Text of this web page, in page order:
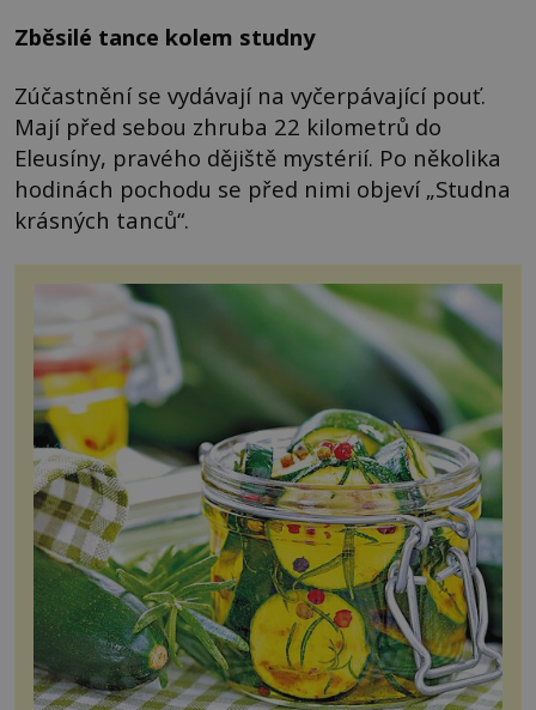
Zběsilé tance kolem studny
Zúčastnění se vydávají na vyčerpávající pouť.
Mají před sebou zhruba 22 kilometrů do
Eleusíny, pravého dějiště mystérií. Po několika
hodinách pochodu se před nimi objeví „Studna
krásných tanců“.